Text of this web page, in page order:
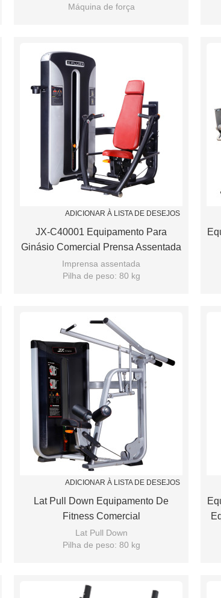
Máquina de força
ADICIONAR À LISTA DE DESEJOS
JX-C40001 Equipamento Para
Ginásio Comercial Prensa Assentada
Imprensa assentada
Pilha de peso: 80 kg
ADICIONAR À LISTA DE DESEJOS
Lat Pull Down Equipamento De
Fitness Comercial
Lat Pull Down
Pilha de peso: 80 kg